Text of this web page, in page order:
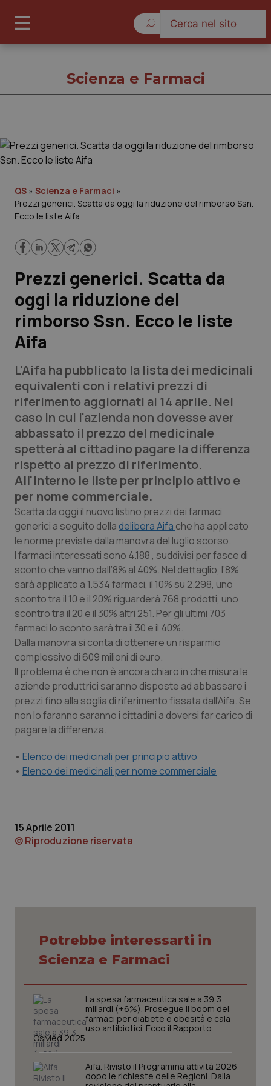
Governo e Parlamento
Regioni e Asl
Lavoro e Professioni
Scienza e Farmaci
Studi e Analisi
Lettere al direttore
Edizioni Regionali
QS Pro
Professionisti Sanitari.AI
Abruzzo
Basilicata
Calabria
Campania
Emilia-Romagna
Friuli Venezia Giulia
Lazio
Liguria
Marche
Piemonte
Sardegna
Sicilia
Toscana
Umbria
QS Pro Gold
Artrite & artrosi
Asma & BPCO
Car-T
Colesterolo & coronaropatie
Dermatite Atopica
Diabete & glucometri
Disturbi dell’umore
Donna & Salute
HIV
Malattia di Crohn & Rettocolite Ulcerosa
Neuroscienze & patologie neurodegenerative
Obesità
Oftalmologia
QS Club Newsletter
Scienza e Farmaci
QS » Scienza e Farmaci »
Prezzi generici. Scatta da oggi la riduzione del rimborso Ssn.
Ecco le liste Aifa
Prezzi generici. Scatta da
oggi la riduzione del
rimborso Ssn. Ecco le liste
Aifa
L'Aifa ha pubblicato la lista dei medicinali
equivalenti con i relativi prezzi di
riferimento aggiornati al 14 aprile. Nel
caso in cui l'azienda non dovesse aver
abbassato il prezzo del medicinale
spetterà al cittadino pagare la differenza
rispetto al prezzo di riferimento.
All'interno le liste per principio attivo e
per nome commerciale.
Scatta da oggi il nuovo listino prezzi dei farmaci
generici a seguito della delibera Aifa che ha applicato
le norme previste dalla manovra del luglio scorso.
I farmaci interessati sono 4.188 , suddivisi per fasce di
sconto che vanno dall’8% al 40%. Nel dettaglio, l’8%
sarà applicato a 1.534 farmaci, il 10% su 2.298, uno
sconto tra il 10 e il 20% riguarderà 768 prodotti, uno
scontro tra il 20 e il 30% altri 251. Per gli ultimi 703
farmaci lo sconto sarà tra il 30 e il 40%.
Dalla manovra si conta di ottenere un risparmio
complessivo di 609 milioni di euro.
Il problema è che non è ancora chiaro in che misura le
aziende produttrici saranno disposte ad abbassare i
prezzi fino alla soglia di riferimento fissata dall'Aifa. Se
non lo faranno saranno i cittadini a doversi far carico di
pagare la differenza.
• Elenco dei medicinali per principio attivo
• Elenco dei medicinali per nome commerciale
15 Aprile 2011
© Riproduzione riservata
Potrebbe interessarti in
Scienza e Farmaci
La spesa farmaceutica sale a 39,3
miliardi (+6%). Prosegue il boom dei
farmaci per diabete e obesità e cala
uso antibiotici. Ecco il Rapporto
OsMed 2025
Aifa. Rivisto il Programma attività 2026
dopo le richieste delle Regioni. Dalla